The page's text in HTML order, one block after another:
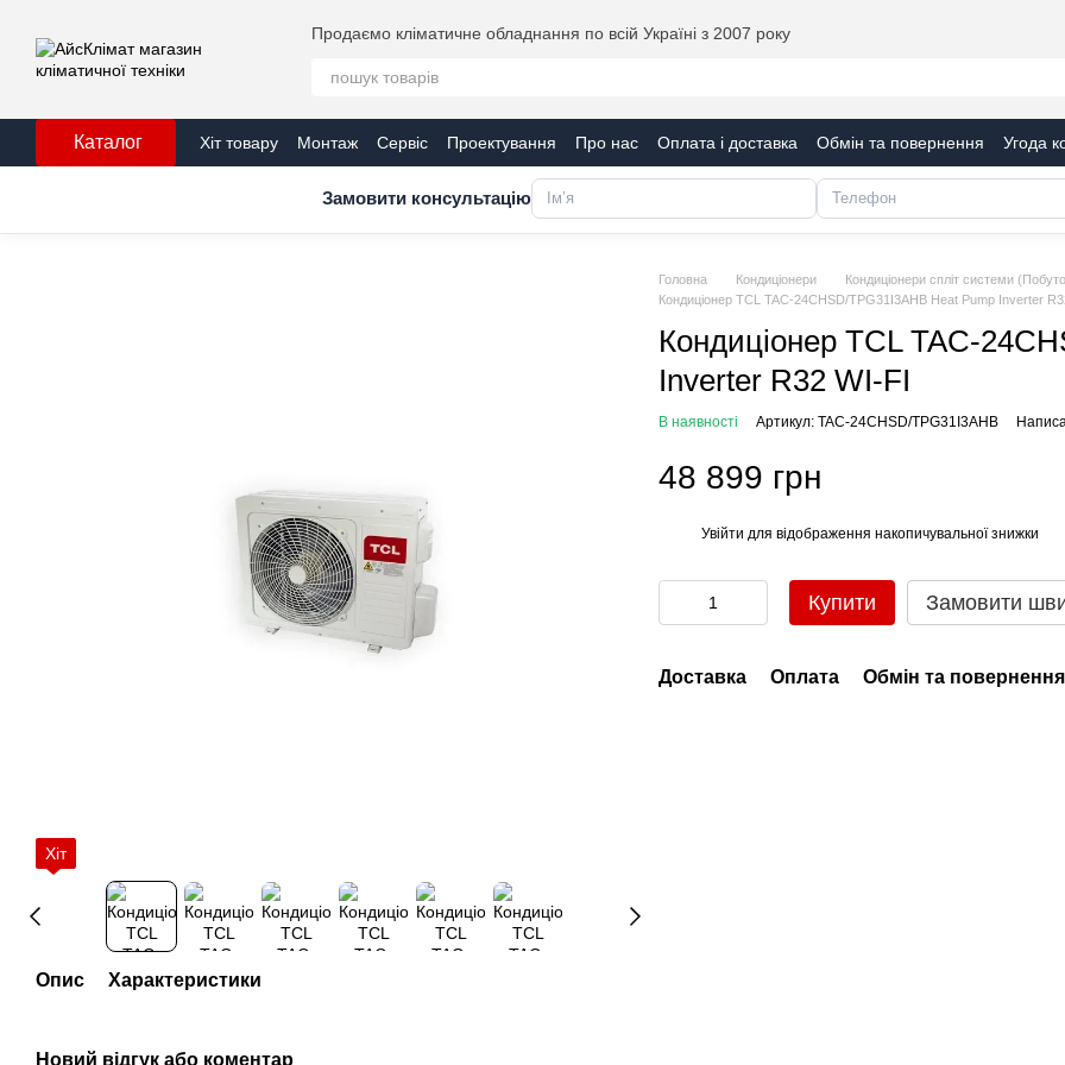
Продаємо кліматичне обладнання по всій Україні з 2007 року
Каталог Хіт товару Монтаж Сервіс Проектування Про нас Оплата і доставка Обмін та повернення
Угода
Сертифікати
Блог
Замовити консультацію
Хіт
Головна Кондиціонери
Кондиціонери спліт системи
Кондиціонер TCL TAC-24CHSD/TPG31I3AHB Heat Pump Inverter
Кондиціонер TCL TAC-
Inverter R32 WI-FI
В наявності Артикул: TAC-24CHSD/TPG31I3AHB
48 899 грн
Увійти для відображення накопичувальної знижки
Купити Замовити
Доставка Оплата Обмін та повернення
Опис Характеристики
Новий відгук або коментар